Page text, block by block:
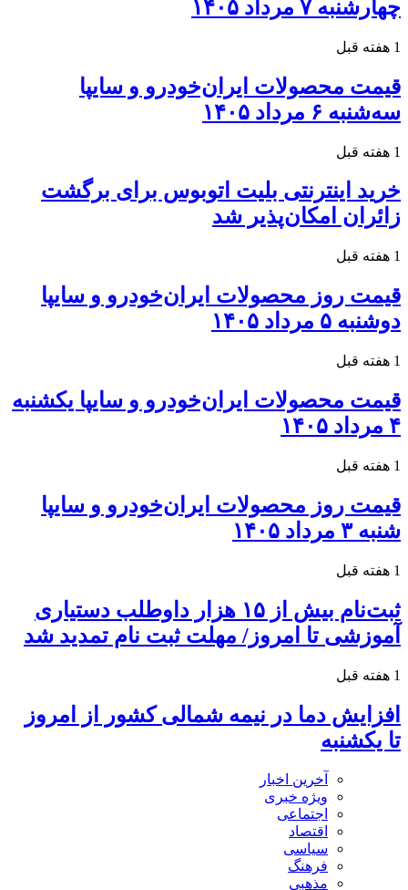
چهارشنبه ۷ مرداد ۱۴۰۵
1 هفته قبل
قیمت محصولات ایران‌خودرو و سایپا
سه‌شنبه ۶ مرداد ۱۴۰۵
1 هفته قبل
خرید اینترنتی بلیت اتوبوس برای برگشت
زائران امکان‌پذیر شد
1 هفته قبل
قیمت روز محصولات ایران‌خودرو و سایپا
دوشنبه ۵ مرداد ۱۴۰۵
1 هفته قبل
قیمت محصولات ایران‌خودرو و سایپا یکشنبه
۴ مرداد ۱۴۰۵
1 هفته قبل
قیمت روز محصولات ایران‌خودرو و سایپا
شنبه ۳ مرداد ۱۴۰۵
1 هفته قبل
ثبت‌نام بیش از ۱۵ هزار داوطلب دستیاری
آموزشی تا امروز/ مهلت ثبت نام تمدید شد
1 هفته قبل
افزایش دما در نیمه شمالی کشور از امروز
تا یکشنبه
آخرین اخبار
ویژه خبری
اجتماعی
اقتصاد
سیاسی
فرهنگ
مذهبی